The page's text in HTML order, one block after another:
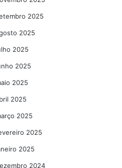
2025
2025
2025
2025
2025
2025
2025
2025
2025
2024